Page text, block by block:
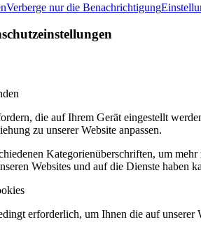
Verberge nur die Benachrichtigung
die auf Ihrem Gerät eingestellt
zu unserer Website anpassen.
Kategorienüberschriften, um
Websites und auf die Dienste haben
erforderlich, um Ihnen die auf